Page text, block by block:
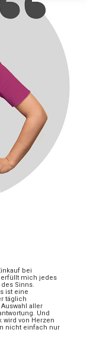
bei
erfüllt mich jedes
Sinns.
ist eine
täglich
aller
Und
von Herzen
nicht einfach nur